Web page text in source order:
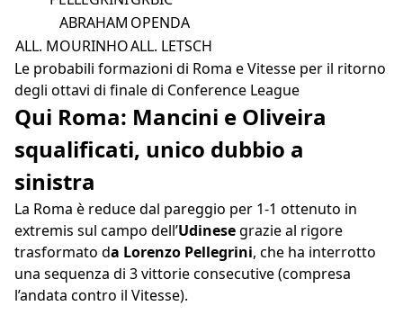
ABRAHAM OPENDA
ALL. MOURINHOALL. LETSCH
Le probabili formazioni di Roma e Vitesse per il ritorno
degli ottavi di finale di Conference League
Qui Roma: Mancini e Oliveira
squalificati, unico dubbio a
sinistra
La Roma è reduce dal pareggio per 1-1 ottenuto in
extremis sul campo dell’Udinesegrazie al rigore
trasformato da Lorenzo Pellegrini, che ha interrotto
una sequenza di 3 vittorie consecutive (compresa
l’andata contro il Vitesse).